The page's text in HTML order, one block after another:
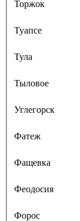
Торжок
Туапсе
Тула
Тыловое
Углегорск
Фатеж
Фащевка
Феодосия
Форос